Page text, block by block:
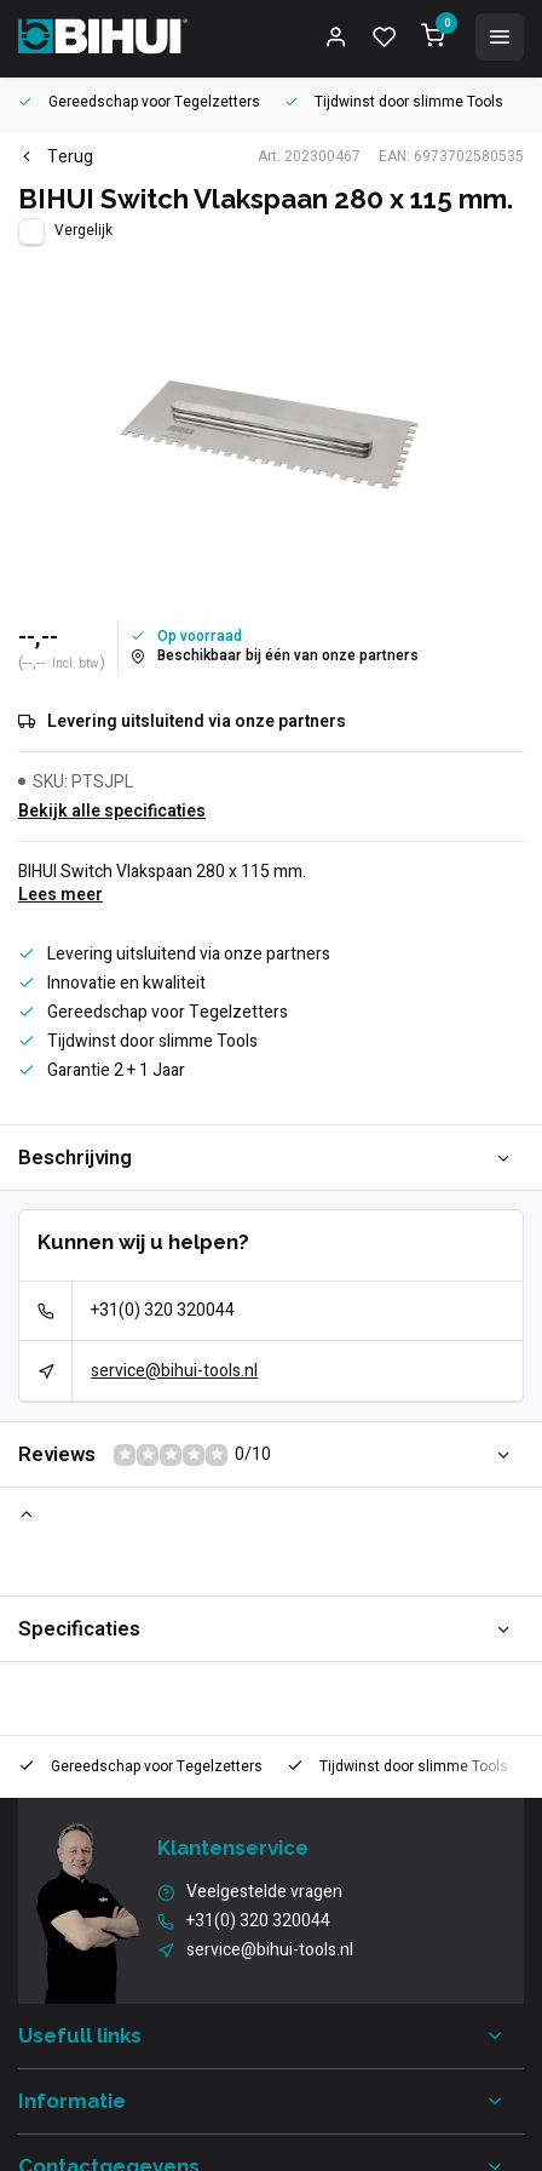
0
Gereedschap voorTegelzetters Tijdwinst door slimme Tools
Terug Art: 202300467 EAN: 6973702580535
BIHUI Switch Vlakspaan 280 x 115 mm.
Vergelijk
--,--
(--,-- Incl. btw)
Op voorraad
Beschikbaar bij één van onze partners
Levering uitsluitend via onze partners
SKU: PTSJPL
Bekijk alle specificaties
BIHUI Switch Vlakspaan 280 x 115 mm.
Lees meer
Levering uitsluitend via onze partners
Innovatie en kwaliteit
Gereedschap voor Tegelzetters
Tijdwinst door slimme Tools
Garantie 2 + 1 Jaar
Beschrijving
Kunnen wij u helpen?
+31(0) 320 320044
service@bihui-tools.nl
Reviews 0/10
Specificaties
Gereedschap voorTegelzetters Tijdwinst door slimme Tools
Klantenservice
Veelgestelde vragen
+31(0) 320 320044
service@bihui-tools.nl
Usefull links
Informatie
Contactgegevens